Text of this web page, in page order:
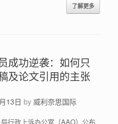
了解更多
成功逆袭：如何只
及论文引用的主张
13日 by 威利奈思国际
行政上诉办公室（AAO）公布